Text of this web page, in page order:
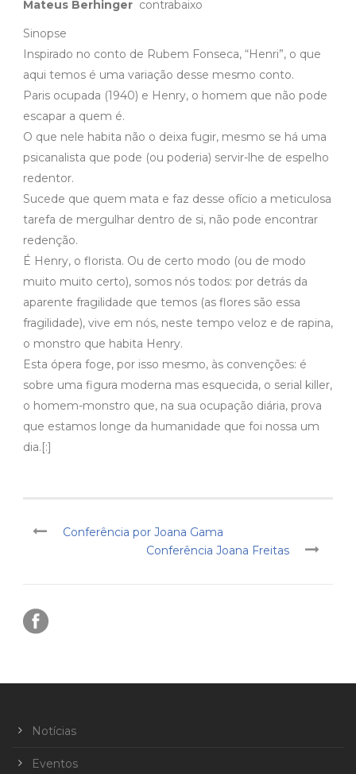
Mateus Berhinger contrabaixo
Sinopse
Inspirado no conto de Rubem Fonseca, “Henri”, o que
aqui temos é uma variação desse mesmo conto.
Paris ocupada (1940) e Henry, o homem que não pode
escapar a quem é.
O que nele habita não o deixa fugir, mesmo se há uma
psicanalista que pode (ou poderia) servir-lhe de espelho
redentor.
Sucede que quem mata e faz desse ofício a meticulosa
tarefa de mergulhar dentro de si, não pode encontrar
redenção.
É Henry, o florista. Ou de certo modo (ou de modo
muito muito certo), somos nós todos: por detrás da
aparente fragilidade que temos (as flores são essa
fragilidade), vive em nós, neste tempo veloz e de rapina,
o monstro que habita Henry.
Esta ópera foge, por isso mesmo, às convenções: é
sobre uma figura moderna mas esquecida, o serial killer,
o homem-monstro que, na sua ocupação diária, prova
que estamos longe da humanidade que foi nossa um
dia.[:]
Conferência por Joana Gama
Conferência Joana Freitas
Notícias
Eventos